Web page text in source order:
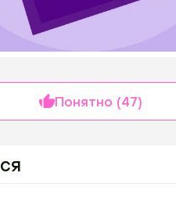
Понятно (47)